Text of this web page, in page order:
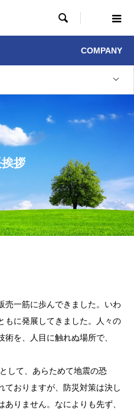

COMPANY
拶
売一筋に歩んできました。いわ
もに発展してきました。人々の
を、人目に触れぬ場所で、
して、あらためて地震の恐
ておりますが、防災対策は決し
りません。なによりも先ず、